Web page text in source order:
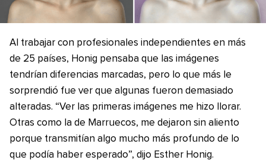
Al trabajar con profesionales independientes en más
de 25 países, Honig pensaba que las imágenes
tendrían diferencias marcadas, pero lo que más le
sorprendió fue ver que algunas fueron demasiado
alteradas. “Ver las primeras imágenes me hizo llorar.
Otras como la de Marruecos, me dejaron sin aliento
porque transmitían algo mucho más profundo de lo
que podía haber esperado”, dijo Esther Honig.